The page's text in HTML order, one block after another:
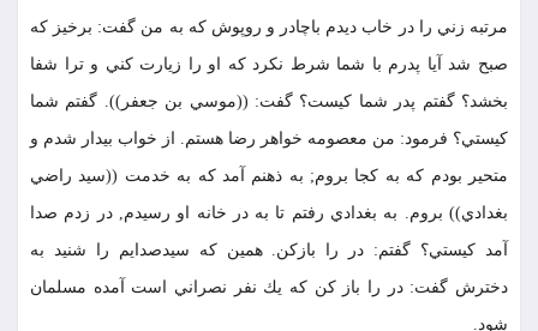
مرتبه زني را در خاب ديدم باچادر و روپوش كه به من گفت: برخيز كه
صبح شد آيا پدرم با شما شرط نكرد كه او را زيارت كني و ترا شفا
بخشد؟ گفتم پدر شما كيست؟ گفت: ((موسي بن جعفر)). گفتم شما
كيستي؟ فرمود: من معصومه خواهر رضا هستم. از خواب بيدار شدم و
متحير بودم كه به كجا بروم; به ذهنم آمد كه به خدمت ((سيد راضي
بغدادي)) بروم. به بغدادي رفتم تا به در خانه او رسيدم, در زدم صدا
آمد كيستي؟ گفتم: در را بازكن. همين كه سيدصدايم را شنيد به
دخترش گفت: در را باز كن كه يك نفر نصراني است آمده مسلمان
شود.